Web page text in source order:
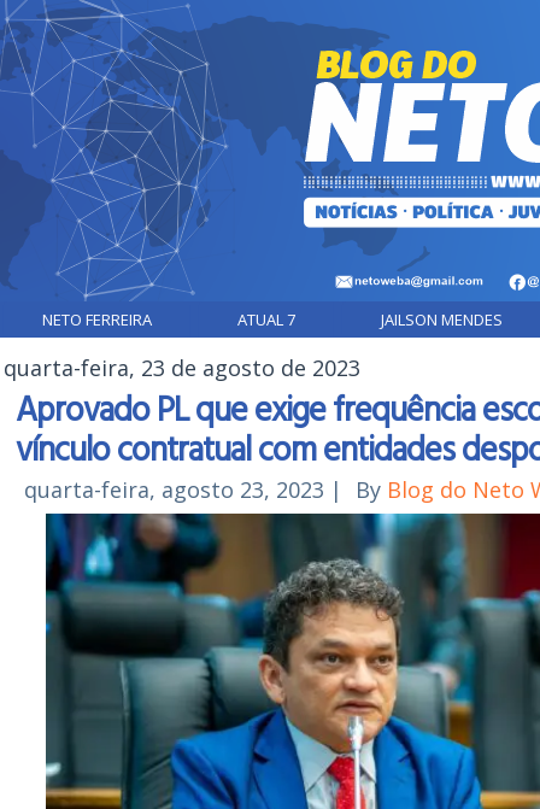
NETO FERREIRA ATUAL 7 JAILSON MENDES
quarta-feira, 23 de agosto de 2023
Aprovado PL que exige frequência
vínculo contratual com entidades
quarta-feira, agosto 23, 2023 | By Blog do Neto